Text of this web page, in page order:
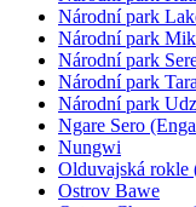
Národní park
Národní park
Národní park
Národní park
Národní park
Ngare Sero
Nungwi
Olduvajská rokle
Ostrov Bawe